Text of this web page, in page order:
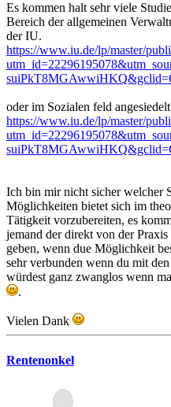
Es kommen halt sehr viele
Bereich der allgemeinen
der IU.
https://www.iu.de/lp/master/
oder im Sozialen feld
https://www.iu.de/lp/master/
Ich bin mir nicht sicher welcher
Möglichkeiten bietet sich im
Tätigkeit vorzubereiten, es
jemand der direkt von der
geben, wenn due Möglichkeit
sehr verbunden wenn du mit
würdest ganz zwanglos wenn
.
Vielen Dank
Rentenonkel